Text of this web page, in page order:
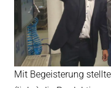
Mit Begeisterung